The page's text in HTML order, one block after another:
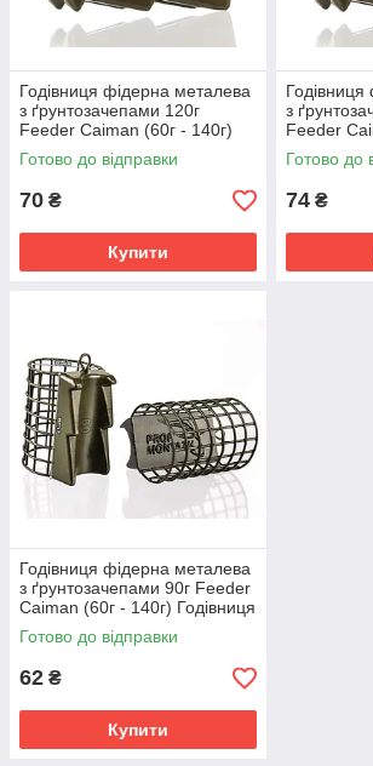
Годівниця фідерна металева
з ґрунтозачепами 120г
Feeder Caiman (60г - 140г)
Годівниця для фідера
Готово до відправки
70 ₴
Купити
з
Feeder
Годівниця
Готово до
74 ₴
Годівниця фідерна металева
з ґрунтозачепами 90г Feeder
Caiman (60г - 140г) Годівниця
для риболовлі
Готово до відправки
62 ₴
Купити